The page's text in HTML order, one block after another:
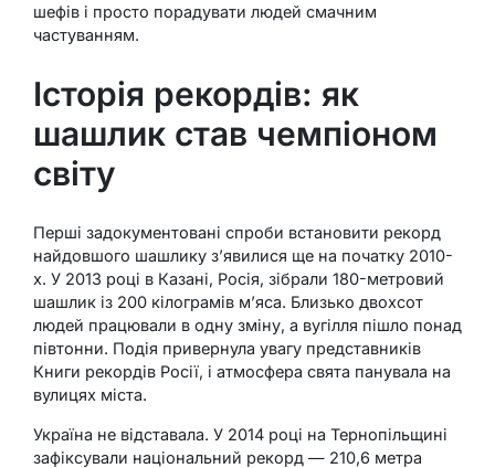
шефів і просто порадувати людей смачним
частуванням.
Історія рекордів: як
шашлик став чемпіоном
світу
Перші задокументовані спроби встановити рекорд
найдовшого шашлику з’явилися ще на початку 2010-
х. У 2013 році в Казані, Росія, зібрали 180-метровий
шашлик із 200 кілограмів м’яса. Близько двохсот
людей працювали в одну зміну, а вугілля пішло понад
півтонни. Подія привернула увагу представників
Книги рекордів Росії, і атмосфера свята панувала на
вулицях міста.
Україна не відставала. У 2014 році на Тернопільщині
зафіксували національний рекорд — 210,6 метра